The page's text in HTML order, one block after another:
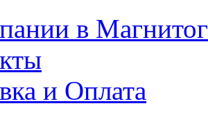
в
и Оплата